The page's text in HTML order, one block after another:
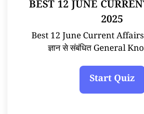
BEST 12 JUNE
2025
Best 12 June Current Affairs
ज्ञान से संबंधित General